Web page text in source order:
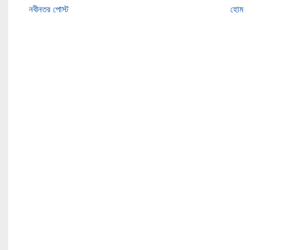
নবীনতর পোস্ট হোম